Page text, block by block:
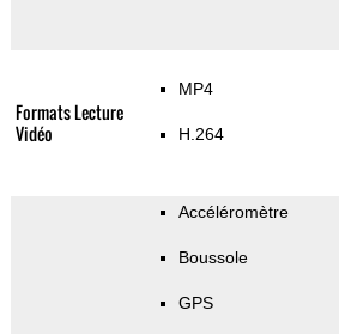
Formats Lecture
Vidéo
MP4
H.264
Accéléromètre
Boussole
GPS